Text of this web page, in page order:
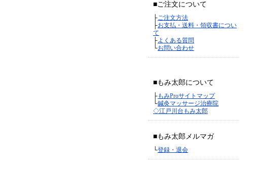
■ご注文について
├ご注文方法
├お支払・送料・領収書につい
て
├よくある質問
└お問い合わせ
■もみ太郎について
├もみProサイトマップ
└鍼灸マッサージ治療院
◇江戸川台もみ太郎
■もみ太郎メルマガ
└登録・退会